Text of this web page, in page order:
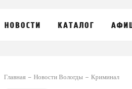
НОВОСТИ КАТАЛОГ
Главная Новости Вологды Криминал